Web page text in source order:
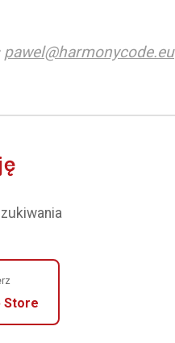
pawel@harmonycode.eu
Store